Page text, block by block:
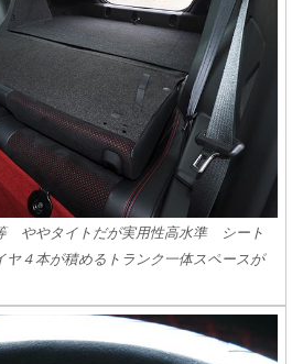
ややタイトだが実用性高水準 シート
ヤ４本が積めるトランク一体スペースが